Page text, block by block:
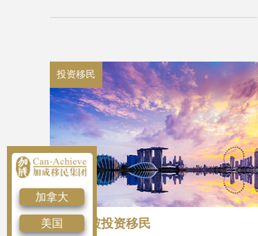
加拿大
美国
投资移民
新加坡投资移民